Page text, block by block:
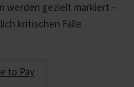
werden gezielt markiert –
kritischen Fälle